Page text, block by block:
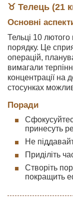
♉ Телець (21
Основні
Тельці 10 лютого
порядку. Це
операцій,
вимагали
концентрації на
стосунках
Поради
принесуть
Не
Приділіть
Створіть
покращить